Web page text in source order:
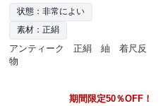
状態：非常によい
素材：正絹
アンティーク 正絹 紬 着尺反
物
期間限定50％OFF！